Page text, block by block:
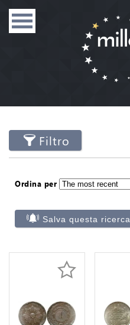
Filtro
Ordina per
Salva questa ricerca